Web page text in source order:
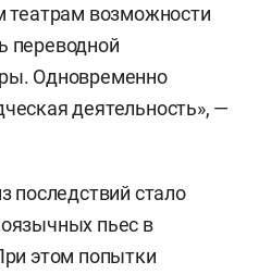
театрам возможности
переводной
Одновременно
деятельность», —
последствий стало
пьес в
этом попытки